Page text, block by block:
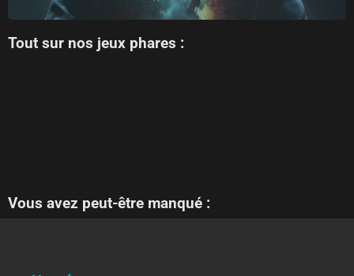
Tout sur nos jeux phares :
Vous avez peut-être manqué :